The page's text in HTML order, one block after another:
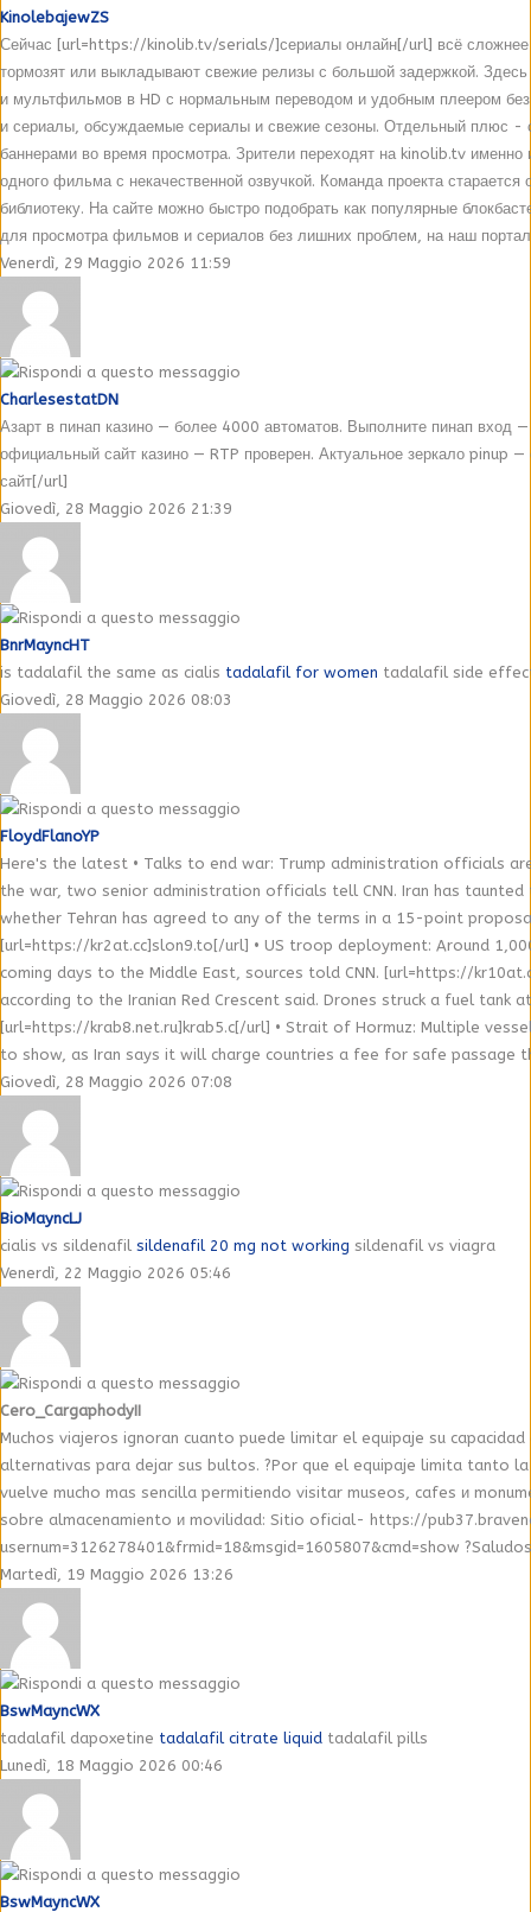
KinolebajewZS
Сейчас [url=https://kinolib.tv/serials/]сериалы онлайн[/url] всё сложнее
тормозят или выкладывают свежие релизы с большой задержкой.
и мультфильмов в HD с нормальным переводом и удобным плеером
и сериалы, обсуждаемые сериалы и свежие сезоны. Отдельный плюс -
баннерами во время просмотра. Зрители переходят на kinolib.tv
одного фильма с некачественной озвучкой. Команда проекта
библиотеку. На сайте можно быстро подобрать как популярные
для просмотра фильмов и сериалов без лишних проблем, на наш портал
Venerdì, 29 Maggio 2026 11:59
CharlesestatDN
Азарт в пинап казино — более 4000 автоматов. Выполните пинап вход
официальный сайт казино — RTP проверен. Актуальное зеркало
сайт[/url]
Giovedì, 28 Maggio 2026 21:39
BnrMayncHT
is tadalafil the same as cialis tadalafil for women tadalafil side
Giovedì, 28 Maggio 2026 08:03
FloydFlanoYP
Here's the latest • Talks to end war: Trump administration officials
the war, two senior administration officials tell CNN. Iran has
whether Tehran has agreed to any of the terms in a 15-point
[url=https://kr2at.cc]slon9.to[/url] • US troop deployment: Around
coming days to the Middle East, sources told CNN. [url=https://
according to the Iranian Red Crescent said. Drones struck a fuel
[url=https://krab8.net.ru]krab5.c[/url] • Strait of Hormuz: Multiple
to show, as Iran says it will charge countries a fee for safe passage
Giovedì, 28 Maggio 2026 07:08
BioMayncLJ
cialis vs sildenafil sildenafil 20 mg not working sildenafil vs viagra
Venerdì, 22 Maggio 2026 05:46
Cero_CargaphodyII
Muchos viajeros ignoran cuanto puede limitar el equipaje su
alternativas para dejar sus bultos. ?Por que el equipaje limita tanto
vuelve mucho mas sencilla permitiendo visitar museos, cafes и
sobre almacenamiento и movilidad: Sitio oficial- https://
usernum=3126278401&frmid=18&msgid=1605807&cmd=show
Martedì, 19 Maggio 2026 13:26
BswMayncWX
tadalafil dapoxetine tadalafil citrate liquid tadalafil pills
Lunedì, 18 Maggio 2026 00:46
BswMayncWX